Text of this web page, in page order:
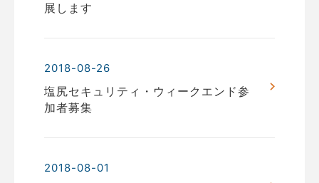
展します
2018-08-26
塩尻セキュリティ・ウィークエンド参
加者募集
2018-08-01